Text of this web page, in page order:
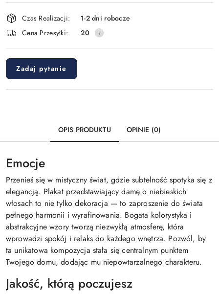
Dostępność
i
dostawa
Czas Realizacji:
1-2 dni robocze
Cena Przesyłki:
20
Zadaj pytanie
OPIS PRODUKTU OPINIE (0)
Emocje
Przenieś się w mistyczny świat, gdzie subtelność spotyka się z
elegancją. Plakat przedstawiający damę o niebieskich
włosach to nie tylko dekoracja — to zaproszenie do świata
pełnego harmonii i wyrafinowania. Bogata kolorystyka i
abstrakcyjne wzory tworzą niezwykłą atmosferę, która
wprowadzi spokój i relaks do każdego wnętrza. Pozwól, by
ta unikatowa kompozycja stała się centralnym punktem
Twojego domu, dodając mu niepowtarzalnego charakteru.
Jakość, którą poczujesz